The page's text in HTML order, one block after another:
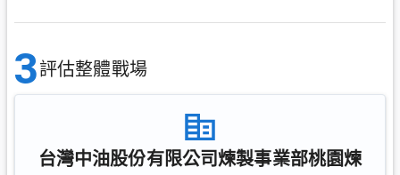
3評估整體戰場
台灣中油股份有限公司煉製事業部桃園煉